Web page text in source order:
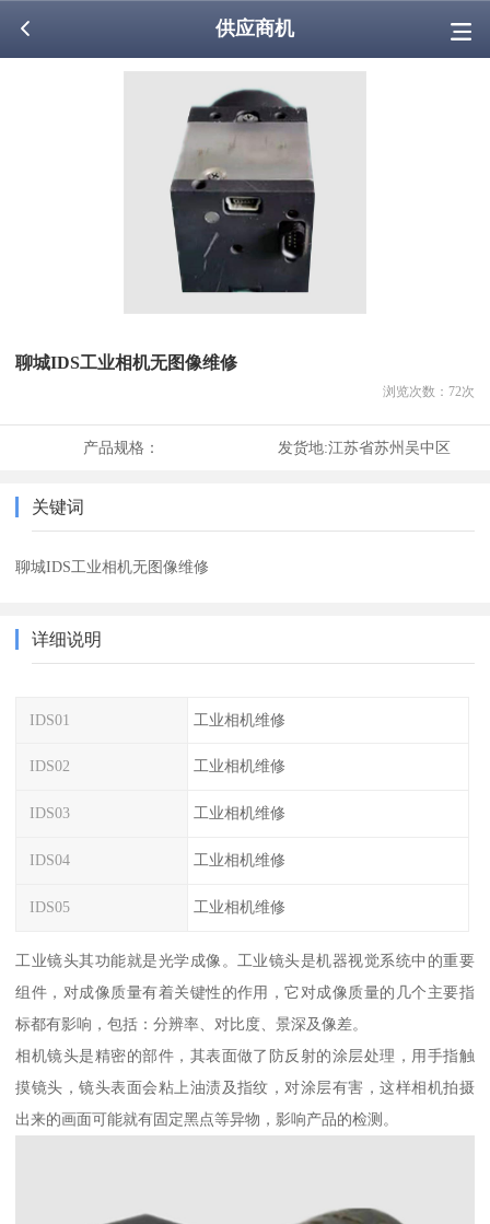
供应商机
聊城IDS工业相机无图像维修
浏览次数： 72次
产品规格： 发货地:江苏省苏州吴中区
关键词
聊城IDS工业相机无图像维修
详细说明
IDS01 工业相机维修
IDS02 工业相机维修
IDS03 工业相机维修
IDS04 工业相机维修
IDS05 工业相机维修
工业镜头其功能就是光学成像。工业镜头是机器视觉系统中的重要
组件，对成像质量有着关键性的作用，它对成像质量的几个主要指
标都有影响，包括：分辨率、对比度、景深及像差。
相机镜头是精密的部件，其表面做了防反射的涂层处理，用手指触
摸镜头，镜头表面会粘上油渍及指纹，对涂层有害，这样相机拍摄
出来的画面可能就有固定黑点等异物，影响产品的检测。